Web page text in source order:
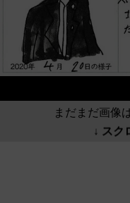
まだまだ画像
↓ ス